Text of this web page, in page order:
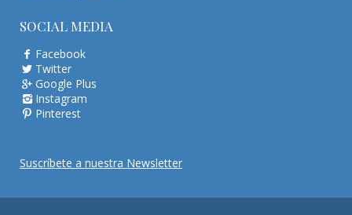
SOCIAL MEDIA
Facebook
Twitter
Google Plus
Instagram
Pinterest
Suscríbete a nuestra Newsletter